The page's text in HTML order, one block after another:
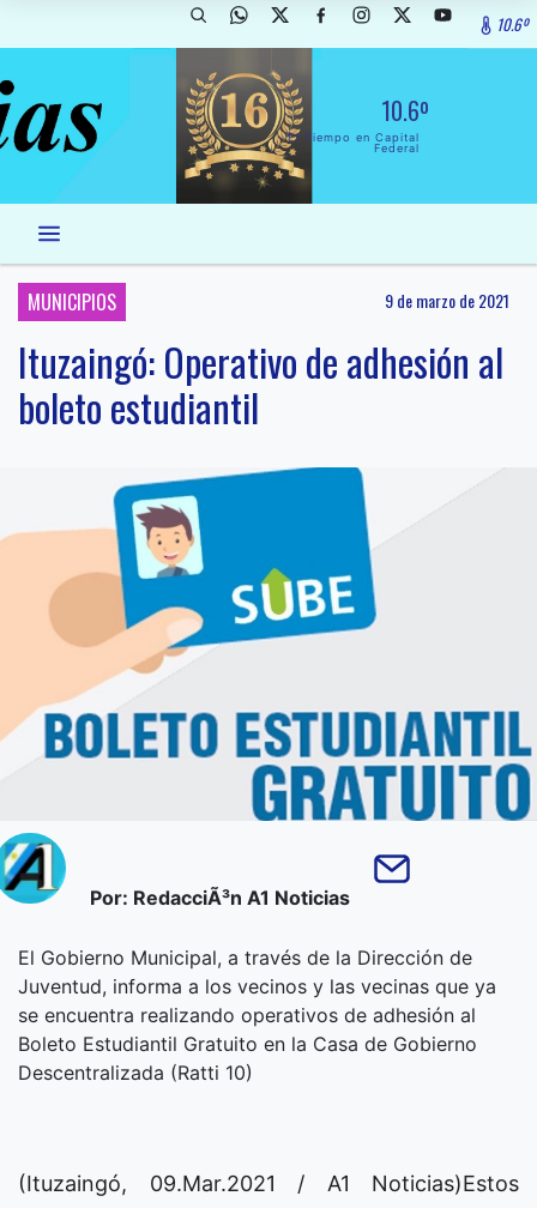
10.6º
10.6º
El Tiempo en Capital
Federal
MUNICIPIOS 9 de marzo de 2021
Ituzaingó: Operativo de adhesión al
boleto estudiantil
Por: RedacciÃ³n A1 Noticias
El Gobierno Municipal, a través de la Dirección de
Juventud, informa a los vecinos y las vecinas que ya
se encuentra realizando operativos de adhesión al
Boleto Estudiantil Gratuito en la Casa de Gobierno
Descentralizada (Ratti 10)
(Ituzaingó, 09.Mar.2021 / A1 Noticias)Estos